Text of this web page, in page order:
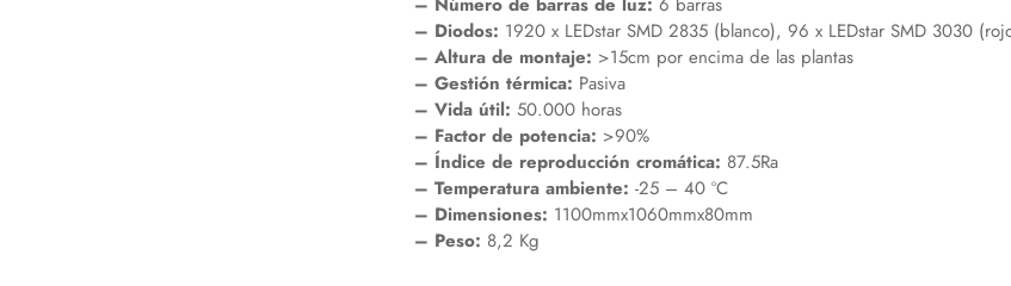
– Diodos: 1920 x LEDstar SMD 2835 (blanco), 96 x LEDstar SMD 3030
– Altura de montaje: >15cm por encima de las plantas
– Gestión térmica: Pasiva
– Vida útil: 50.000 horas
– Factor de potencia: >90%
– Índice de reproducción cromática: 87.5Ra
– Temperatura ambiente: -25 – 40 ºC
– Dimensiones: 1100mmx1060mmx80mm
– Peso: 8,2 Kg